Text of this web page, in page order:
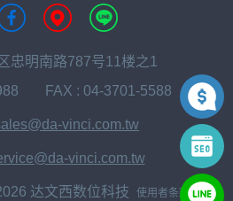
忠明南路787号11楼之1
FAX : 04-3701-5588
vinci.com.tw
vinci.com.tw
达文西数位科技 使用者条款